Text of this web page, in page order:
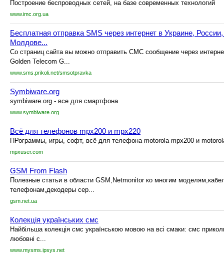
Построение беспроводных сетей, на базе современных технологий
www.imc.org.ua
Бесплатная отправка SMS через интернет в Украине,
Молдове...
Со страниц сайта вы можно отправить СМС сообщение через
Golden Telecom G...
www.sms.prikoli.net/smsotpravka
Symbiware.org
symbiware.org - все для смартфона
www.symbiware.org
Всё для телефонов mpx200 и mpx220
ПРограммы, игры, софт, всё для телефона motorola mpx200 и
mpxuser.com
GSM From Flash
Полезные статьи в области GSM,Netmonitor ко многим
телефонам,декодеры сер...
gsm.net.ua
Колекція українських смс
Найбільша колекція смс українською мовою на всі смаки: смс
любовні с...
www.mysms.ipsys.net